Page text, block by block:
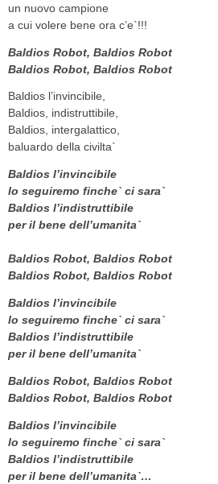
un nuovo campione
a cui volere bene ora c’e`!!!
Baldios Robot, Baldios Robot
Baldios Robot, Baldios Robot
Baldios l’invincibile,
Baldios, indistruttibile,
Baldios, intergalattico,
baluardo della civilta`
Baldios l’invincibile
lo seguiremo finche` ci sara`
Baldios l’indistruttibile
per il bene dell’umanita`
Baldios Robot, Baldios Robot
Baldios Robot, Baldios Robot
Baldios l’invincibile
lo seguiremo finche` ci sara`
Baldios l’indistruttibile
per il bene dell’umanita`
Baldios Robot, Baldios Robot
Baldios Robot, Baldios Robot
Baldios l’invincibile
lo seguiremo finche` ci sara`
Baldios l’indistruttibile
per il bene dell’umanita`…